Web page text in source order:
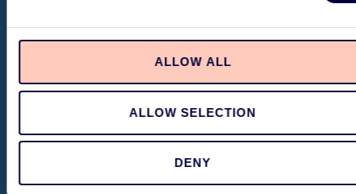
ALLOW ALL
ALLOW SELECTION
DENY